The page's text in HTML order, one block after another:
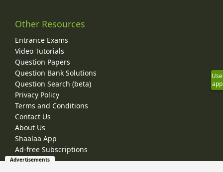
Other Resources
Entrance Exams
Video Tutorials
Question Papers
Question Bank Solutions
Question Search (beta)
Privacy Policy
Terms and Conditions
Contact Us
About Us
Shaalaa App
Ad-free Subscriptions
Use
app
Advertisements